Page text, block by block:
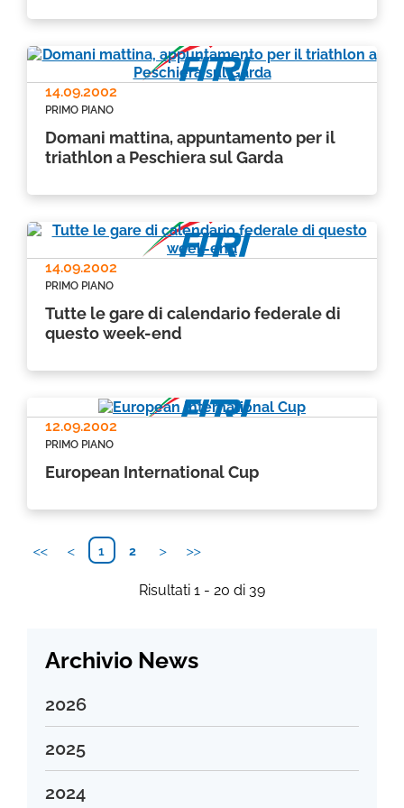
14.09.2002
PRIMO PIANO
Domani mattina, appuntamento per il
triathlon a Peschiera sul Garda
14.09.2002
PRIMO PIANO
Tutte le gare di calendario federale di
questo week-end
12.09.2002
PRIMO PIANO
European International Cup
1 2
Risultati 1 - 20 di 39
Archivio News
2026
Agosto 2026
Luglio 2026
Giugno 2026
2025
Dicembre 2025
2024